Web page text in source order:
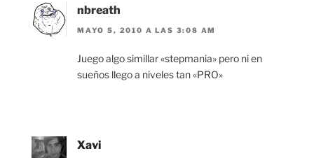
nbreath
MAYO 5, 2010 A LAS 3:08 AM
Juego algo simillar «stepmania» pero ni en
sueños llego a niveles tan «PRO»
Xavi